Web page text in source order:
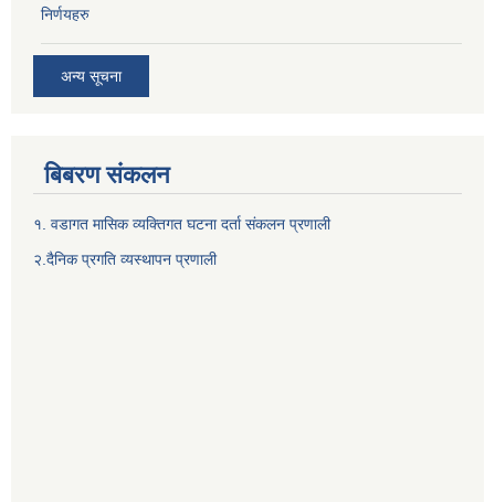
निर्णयहरु
अन्य सूचना
बिबरण संकलन
१. वडागत मासिक व्यक्तिगत घटना दर्ता संकलन प्रणाली
२.दैनिक प्रगति व्यस्थापन प्रणाली